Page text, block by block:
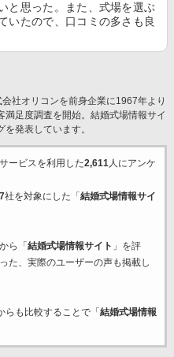
と思った。また、式場を選ぶ
いたので、口コミの多さも良
社オリコンを前身企業に1967年より
満足度調査を開始。結婚式場情報サイ
発表しています。
ービスを利用した2,611人にアンケ
社を対象にした「 結婚式場情報サイ
ら「 結婚式場情報サイト 」を評
た、実際のユーザーの声も掲載し
らも比較することで「 結婚式場情報